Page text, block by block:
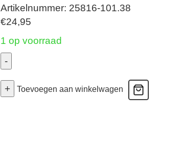
Artikelnummer: 25816-101.38
€24,95
1 op voorraad
-
+ Toevoegen aan winkelwagen